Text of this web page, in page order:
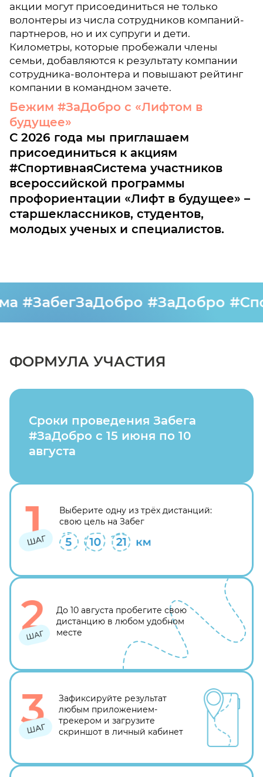
акции могут присоединиться не только
волонтеры из числа сотрудников компаний-
партнеров, но и их супруги и дети.
Километры, которые пробежали члены
семьи, добавляются к результату компании
сотрудника-волонтера и повышают рейтинг
компании в командном зачете.
Бежим #ЗаДобро с «Лифтом в
будущее»
С 2026 года мы приглашаем
присоединиться к акциям
#СпортивнаяСистема участников
всероссийской программы
профориентации «Лифт в будущее» –
старшеклассников, студентов,
молодых ученых и специалистов.
#ЗабегЗаДобро #ЗаДобро
ФОРМУЛА УЧАСТИЯ
Сроки проведения Забега
#ЗаДобро с 15 июня по 10
августа
Выберите одну из трёх дистанций:
свою цель на Забег
До 10 августа пробегите свою
дистанцию в любом удобном
месте
Зафиксируйте результат
любым приложением-
трекером и загрузите
скриншот в личный кабинет